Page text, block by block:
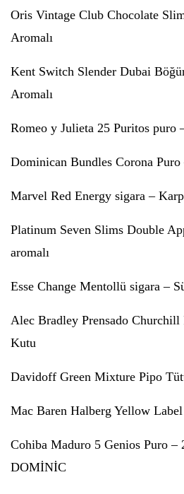
Oris Vintage Club Chocolate
Aromalı
Kent Switch Slender Dubai
Aromalı
Romeo y Julieta 25 Puritos puro
Dominican Bundles Corona Puro
Marvel Red Energy sigara –
Platinum Seven Slims Double
aromalı
Esse Change Mentollü sigara –
Alec Bradley Prensado Churchill
Kutu
Davidoff Green Mixture Pipo
Mac Baren Halberg Yellow
Cohiba Maduro 5 Genios Puro –
DOMİNİC